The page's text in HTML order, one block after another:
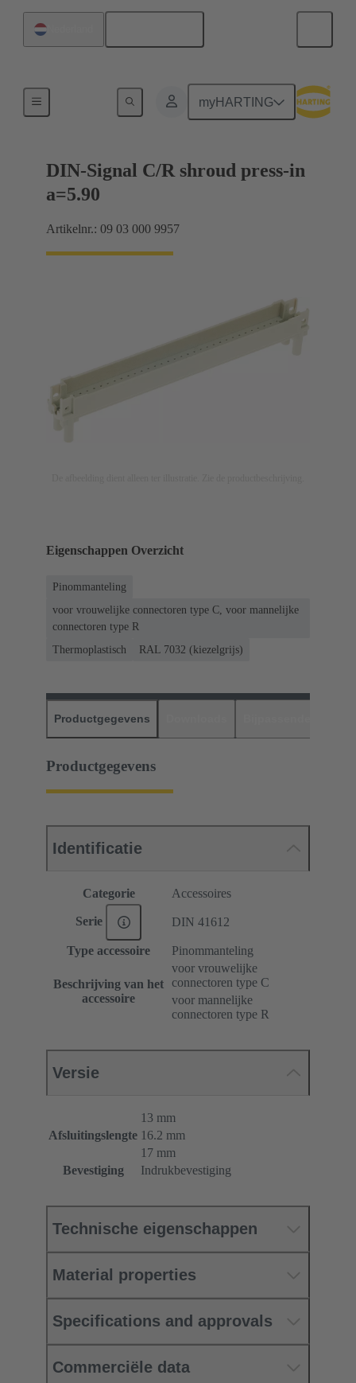
myHARTING
Moederbord naar dochterkaart-aansluiting
DIN-Signal C/R shroud press-in
a=5.90
Artikelnr.: 09 03 000 9957
Eigenschappen Overzicht
Pinommanteling
voor vrouwelijke connectoren type C, voor mannelijke
connectoren type R
Thermoplastisch
RAL 7032 (kiezelgrijs)
Productgegevens
Productgegevens
Identificatie
Categorie Accessoires
Serie DIN 41612
Type accessoire Pinommanteling
Beschrijving van het
accessoire
voor vrouwelijke
connectoren type C
voor mannelijke
connectoren type R
Versie
Afsluitingslengte
13 mm
16.2 mm
17 mm
Bevestiging
Indrukbevestiging
Technische eigenschappen
Material properties
Specifications and approvals
Commerciële data